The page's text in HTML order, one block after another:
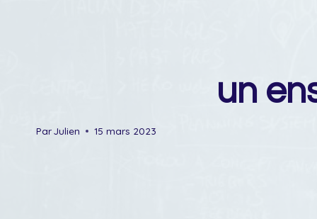
un
ParJulien 15 mars 2023